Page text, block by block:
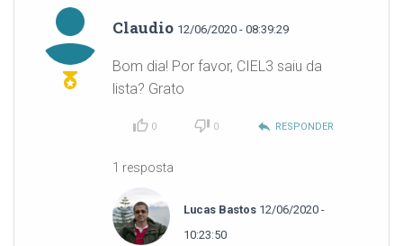
Claudio 12/06/2020 - 08:39:29
Bom dia! Por favor, CIEL3 saiu da
lista? Grato
reply RESPONDER
0
0
1 resposta
Lucas Bastos 12/06/2020 -
10:23:50